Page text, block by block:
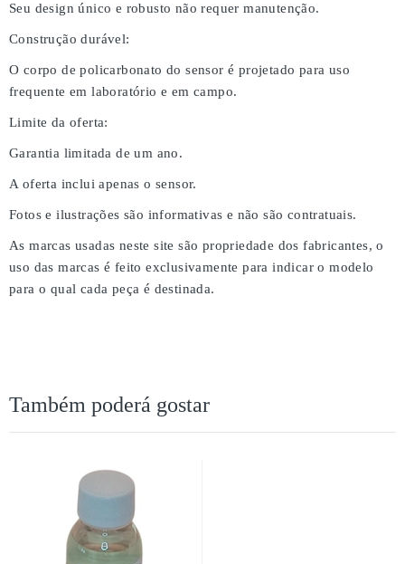
Seu design único e robusto não requer manutenção.
Construção durável:
O corpo de policarbonato do sensor é projetado para uso
frequente em laboratório e em campo.
Limite da oferta:
Garantia limitada de um ano.
A oferta inclui apenas o sensor.
Fotos e ilustrações são informativas e não são contratuais.
As marcas usadas neste site são propriedade dos fabricantes, o
uso das marcas é feito exclusivamente para indicar o modelo
para o qual cada peça é destinada.
Também poderá gostar